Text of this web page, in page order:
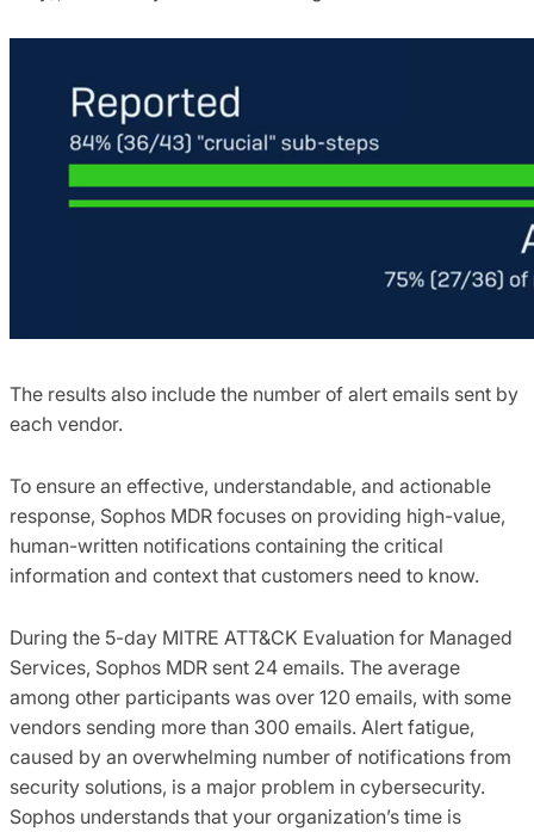
The results also include the number of alert emails sent by
each vendor.
To ensure an effective, understandable, and actionable
response, Sophos MDR focuses on providing high-value,
human-written notifications containing the critical
information and context that customers need to know.
During the 5-day MITRE ATT&CK Evaluation for Managed
Services, Sophos MDR sent 24 emails. The average
among other participants was over 120 emails, with some
vendors sending more than 300 emails. Alert fatigue,
caused by an overwhelming number of notifications from
security solutions, is a major problem in cybersecurity.
Sophos understands that your organization’s time is